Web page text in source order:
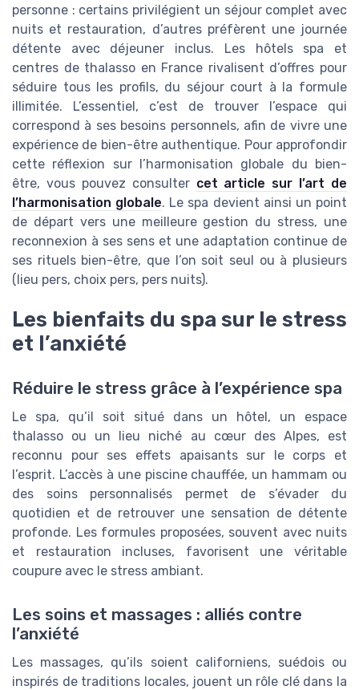
personne : certains privilégient un séjour complet avec
nuits et restauration, d’autres préfèrent une journée
détente avec déjeuner inclus. Les hôtels spa et
centres de thalasso en France rivalisent d’offres pour
séduire tous les profils, du séjour court à la formule
illimitée. L’essentiel, c’est de trouver l’espace qui
correspond à ses besoins personnels, afin de vivre une
expérience de bien-être authentique. Pour approfondir
cette réflexion sur l’harmonisation globale du bien-
être, vous pouvez consulter cet article sur l’art de
l’harmonisation globale. Le spa devient ainsi un point
de départ vers une meilleure gestion du stress, une
reconnexion à ses sens et une adaptation continue de
ses rituels bien-être, que l’on soit seul ou à plusieurs
(lieu pers, choix pers, pers nuits).
Les bienfaits du spa sur le stress
et l’anxiété
Réduire le stress grâce à l’expérience spa
Le spa, qu’il soit situé dans un hôtel, un espace
thalasso ou un lieu niché au cœur des Alpes, est
reconnu pour ses effets apaisants sur le corps et
l’esprit. L’accès à une piscine chauffée, un hammam ou
des soins personnalisés permet de s’évader du
quotidien et de retrouver une sensation de détente
profonde. Les formules proposées, souvent avec nuits
et restauration incluses, favorisent une véritable
coupure avec le stress ambiant.
Les soins et massages : alliés contre
l’anxiété
Les massages, qu’ils soient californiens, suédois ou
inspirés de traditions locales, jouent un rôle clé dans la